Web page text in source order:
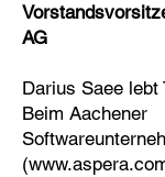
AG
Darius Saee lebt
Beim Aachener